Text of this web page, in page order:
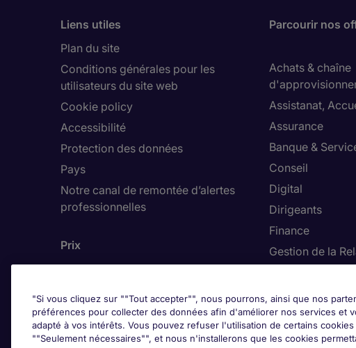
Liens utiles
Plan du site
Conditions générales pour les
utilisateurs du site web
Cookie policy
Accessibilité
Protection des données
Pays
Notre canal de remontée d’alertes
professionnelles
Prix
Parcourir nos
Achats & chaîne
Assistanat,
Assurance
Banque &
Conseil
Digital
Dirigeants
Finance
Gestion de la
Trends
"Si vous cliquez sur ""Tout accepter"", nous pourrons, ainsi que nos
préférences pour collecter des données afin d'améliorer nos services et
adapté à vos intérêts. Vous pouvez refuser l'utilisation de certains
""Seulement nécessaires"", et nous n'installerons que les cookies